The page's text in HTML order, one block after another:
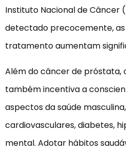
Instituto Nacional de Câncer
detectado precocemente, as
tratamento aumentam
Além do câncer de próstata,
também incentiva a
aspectos da saúde
cardiovasculares, diabetes,
mental. Adotar hábitos